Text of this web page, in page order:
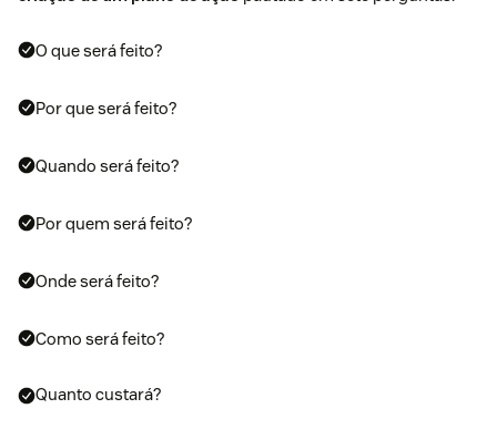
O que será feito?
Por que será feito?
Quando será feito?
Por quem será feito?
Onde será feito?
Como será feito?
Quanto custará?